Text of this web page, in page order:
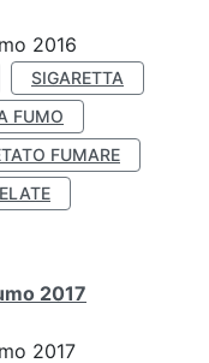
2016
SIGARETTA
FUMO
FUMARE
2017
2017